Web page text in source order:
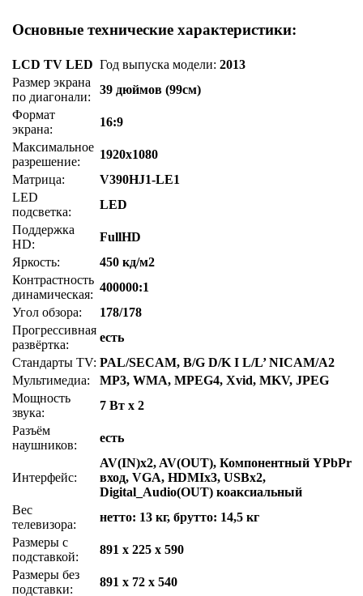
Основные технические характеристики:
LCD TV LED Год выпуска модели:2013
Размер экрана
по диагонали:
39 дюймов (99см)
Формат
экрана:
16:9
Максимальное
разрешение:
1920x1080
Матрица:
V390HJ1-LE1
LED
подсветка:
LED
Поддержка
HD:
FullHD
Яркость:
450 кд/м2
Контрастность
динамическая:
400000:1
Угол обзора:
178/178
Прогрессивная
развёртка:
есть
Стандарты TV: PAL/SECAM, B/G D/K I L/L’ NICAM/A2
Мультимедиа:
MP3, WMA, MPEG4, Xvid, MKV, JPEG
Мощность
звука:
7 Вт x 2
Разъём
наушников:
есть
Интерфейс:
AV(IN)x2, AV(OUT), Компонентный YPbPr
вход, VGA, HDMIx3, USBx2,
Digital_Audio(OUT) коаксиальный
Вес
телевизора:
нетто: 13 кг, брутто: 14,5 кг
Размеры с
подставкой:
891 x 225 x 590
Размеры без
подставки:
891 x 72 x 540